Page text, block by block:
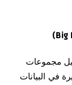
مجموعات
في البيانات